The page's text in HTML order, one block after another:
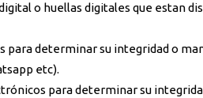
o huellas digitales que estan
determinar su integridad o
etc).
para determinar su